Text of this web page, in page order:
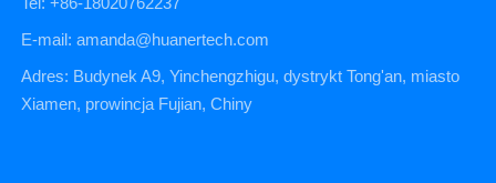
E-mail: amanda@huanertech.com
Adres: Budynek A9, Yinchengzhigu, dystrykt Tong'an, miasto
Xiamen, prowincja Fujian, Chiny